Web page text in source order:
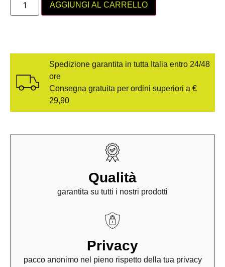
AGGIUNGI AL CARRELLO
Spedizione garantita in tutta Italia entro 24/48
ore
Consegna gratuita per ordini superiori a €
29,90
Qualità
garantita su tutti i nostri prodotti
Privacy
pacco anonimo nel pieno rispetto della tua privacy